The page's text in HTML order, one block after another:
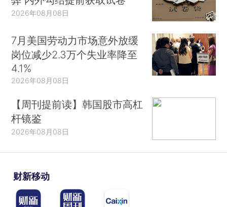
2026年08月08日
7月美国劳动力市场意外放缓
岗位减少2.3万个失业率降至
4.1%
2026年08月08日
【周刊提前读】韩国股市高杠
杆镜鉴
2026年08月08日
财新移动